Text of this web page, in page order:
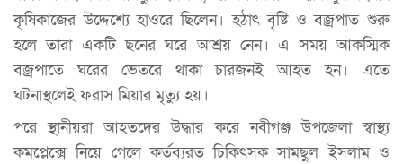
কৃষিকাজের উদ্দেশ্যে হাওরে ছিলেন। হঠাৎ বৃষ্টি ও বজ্রপাত শুরু
হলে তারা একটি ছনের ঘরে আশ্রয় নেন। এ সময় আকস্মিক
বজ্রপাতে ঘরের ভেতরে থাকা চারজনই আহত হন। এতে
ঘটনাস্থলেই ফরাস মিয়ার মৃত্যু হয়।
পরে স্থানীয়রা আহতদের উদ্ধার করে নবীগঞ্জ উপজেলা স্বাস্থ্য
কমপ্লেক্সে নিয়ে গেলে কর্তব্যরত চিকিৎসক সামছুল ইসলাম ও